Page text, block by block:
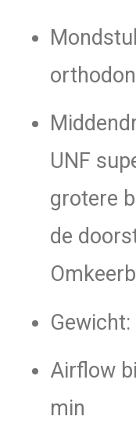
UNF
grotere
de
Airflow
min